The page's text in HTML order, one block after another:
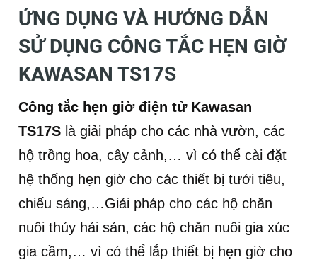
ỨNG DỤNG VÀ HƯỚNG DẪN
SỬ DỤNG CÔNG TẮC HẸN GIỜ
KAWASAN TS17S
Công tắc hẹn giờ điện tử Kawasan
TS17S là giải pháp cho các nhà vườn, các
hộ trồng hoa, cây cảnh,… vì có thể cài đặt
hệ thống hẹn giờ cho các thiết bị tưới tiêu,
chiếu sáng,…Giải pháp cho các hộ chăn
nuôi thủy hải sản, các hộ chăn nuôi gia xúc
gia cầm,… vì có thể lắp thiết bị hẹn giờ cho